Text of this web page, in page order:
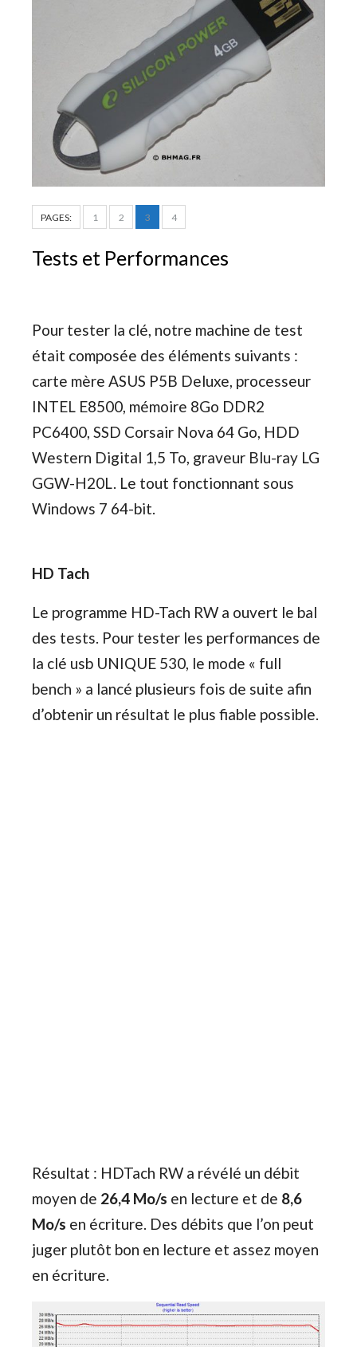
PAGES: 1 2 3 4
Tests et Performances
Pour tester la clé, notre machine de test
était composée des éléments suivants :
carte mère ASUS P5B Deluxe, processeur
INTEL E8500, mémoire 8Go DDR2
PC6400, SSD Corsair Nova 64 Go, HDD
Western Digital 1,5 To, graveur Blu-ray LG
GGW-H20L. Le tout fonctionnant sous
Windows 7 64-bit.
HD Tach
Le programme HD-Tach RW a ouvert le bal
des tests. Pour tester les performances de
la clé usb UNIQUE 530, le mode « full
bench » a lancé plusieurs fois de suite afin
d’obtenir un résultat le plus fiable possible.
Résultat : HDTach RW a révélé un débit
moyen de 26,4 Mo/s en lecture et de 8,6
Mo/s en écriture. Des débits que l’on peut
juger plutôt bon en lecture et assez moyen
en écriture.